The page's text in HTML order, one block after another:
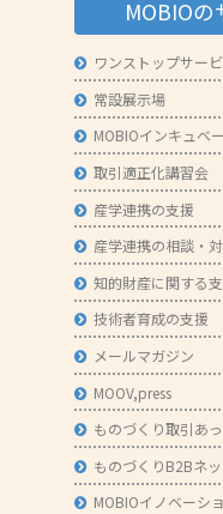
MOBIOの
ワンストップサー
常設展示場
MOBIOインキュベ
取引適正化講習会
産学連携の支援
産学連携の相談・
知的財産に関する
技術者育成の支援
メールマガジン
MOOV,press
ものづくり取引あ
ものづくりB2Bネ
MOBIOイノベーシ